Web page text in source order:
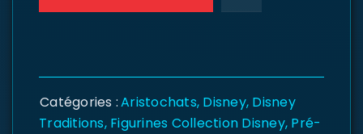
Catégories :Aristochats, Disney, Disney
Traditions, Figurines Collection Disney, Pré-